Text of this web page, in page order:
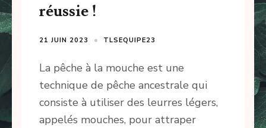
réussie !
21 JUIN 2023 TLSEQUIPE23
La pêche à la mouche est une
technique de pêche ancestrale qui
consiste à utiliser des leurres légers,
appelés mouches, pour attraper